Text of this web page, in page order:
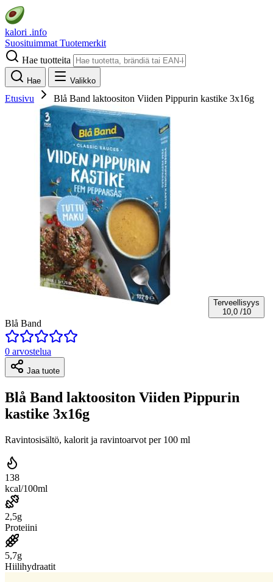
kalori .info
Suosituimmat Tuotemerkit
Hae tuotteita
Hae Valikko
Etusivu Blå Band laktoositon Viiden Pippurin kastike 3x16g
Terveellisyys
10,0 /10
Blå Band
0 arvostelua
Jaa tuote
Blå Band laktoositon Viiden Pippurin
kastike 3x16g
Ravintosisältö, kalorit ja ravintoarvot per 100 ml
138
kcal/100ml
2,5g
Proteiini
5,7g
Hiilihydraatit